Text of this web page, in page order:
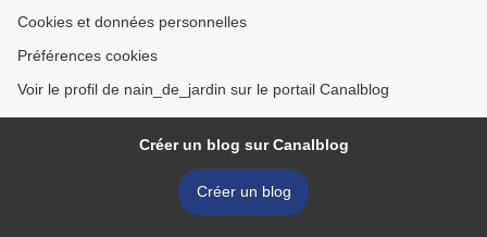
Cookies et données personnelles
Préférences cookies
Voir le profil de nain_de_jardin sur le portail Canalblog
Créer un blog sur Canalblog
Créer un blog